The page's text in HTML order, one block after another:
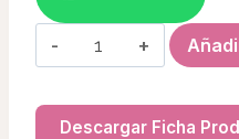
LIMPIADOR/
FACIAL
PILAS
Descargar Ficha